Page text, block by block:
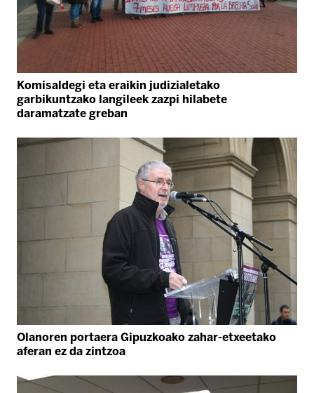
Komisaldegi eta eraikin judizialetako
garbikuntzako langileek zazpi hilabete
daramatzate greban
Olanoren portaera Gipuzkoako zahar-etxeetako
aferan ez da zintzoa